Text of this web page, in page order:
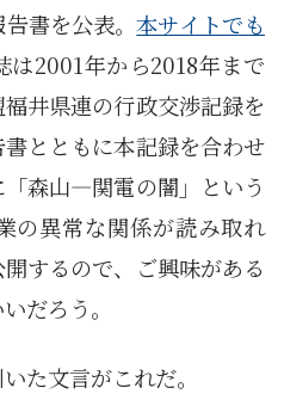
書を公表。本サイトでも
は2001年から2018年まで
井県連の行政交渉記録を
とともに本記録を合わせ
森山―関電の闇」という
の異常な関係が読み取れ
するので、ご興味がある
だろう。
た文言がこれだ。